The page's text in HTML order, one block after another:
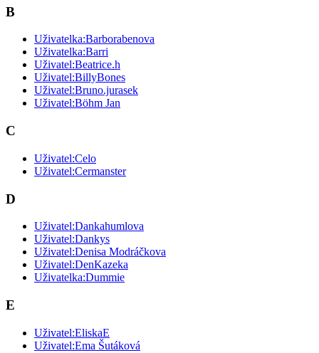
B
Uživatelka:Barborabenova
Uživatelka:Barri
Uživatel:Beatrice.h
Uživatel:BillyBones
Uživatel:Bruno.jurasek
Uživatel:Böhm Jan
C
Uživatel:Celo
Uživatel:Cermanster
D
Uživatel:Dankahumlova
Uživatel:Dankys
Uživatel:Denisa Modráčkova
Uživatel:DenKazeka
Uživatelka:Dummie
E
Uživatel:EliskaE
Uživatel:Ema Šutáková